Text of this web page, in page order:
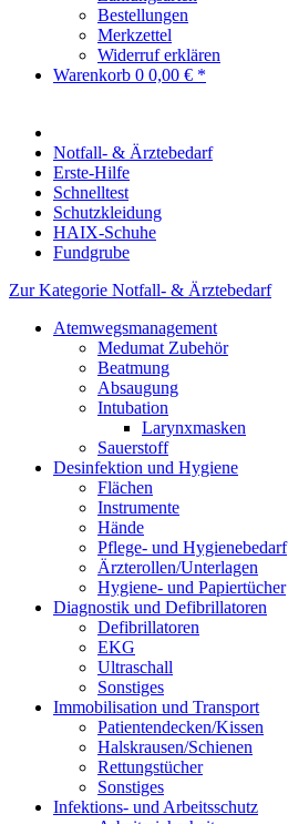
Bestellungen
Merkzettel
Widerruf erklären
Warenkorb 0 0,00 € *
Notfall- & Ärztebedarf
Erste-Hilfe
Schnelltest
Schutzkleidung
HAIX-Schuhe
Fundgrube
Zur Kategorie Notfall- & Ärztebedarf
Atemwegsmanagement
Medumat Zubehör
Beatmung
Absaugung
Intubation
Larynxmasken
Sauerstoff
Desinfektion und Hygiene
Flächen
Instrumente
Hände
Pflege- und Hygienebedarf
Ärzterollen/Unterlagen
Hygiene- und Papiertücher
Diagnostik und Defibrillatoren
Defibrillatoren
EKG
Ultraschall
Sonstiges
Immobilisation und Transport
Patientendecken/Kissen
Halskrausen/Schienen
Rettungstücher
Sonstiges
Infektions- und Arbeitsschutz